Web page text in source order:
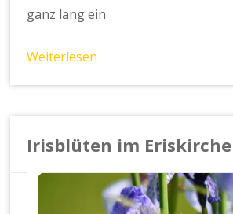
ganz lang ein
Weiterlesen
Irisblüten im